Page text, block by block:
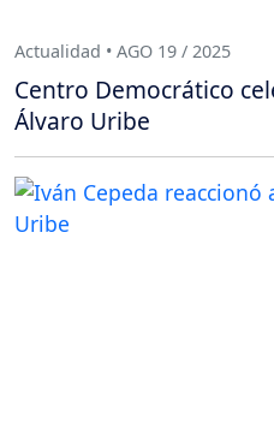
Actualidad • AGO 19 / 2025
Centro Democrático
Álvaro Uribe